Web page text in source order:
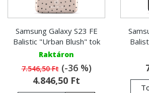
Samsung Galaxy S23 FE
Balistic "Urban Blush" tok
Raktáron
7.546,50 Ft(-36 %)
4.846,50 Ft